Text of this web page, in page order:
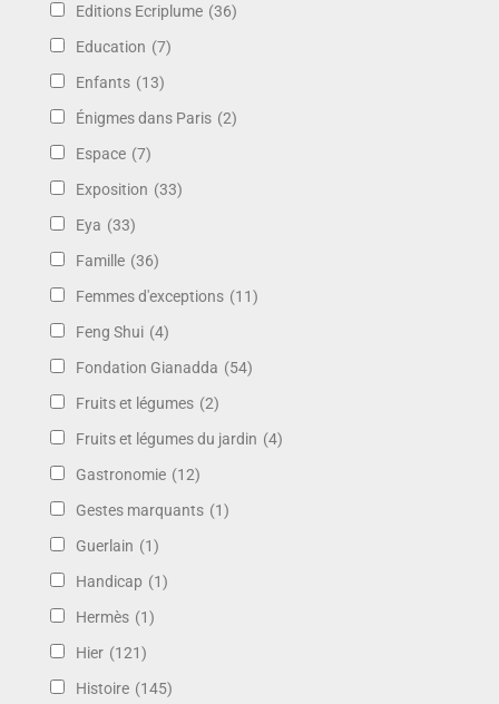
Editions Ecriplume (36)
Education (7)
Enfants (13)
Énigmes dans Paris (2)
Espace (7)
Exposition (33)
Eya (33)
Famille (36)
Femmes d'exceptions (11)
Feng Shui (4)
Fondation Gianadda (54)
Fruits et légumes (2)
Fruits et légumes du jardin (4)
Gastronomie (12)
Gestes marquants (1)
Guerlain (1)
Handicap (1)
Hermès (1)
Hier (121)
Histoire (145)